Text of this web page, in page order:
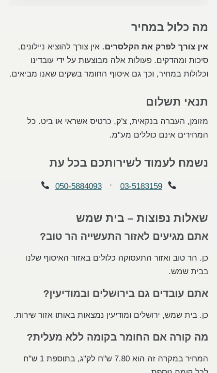
מה כלול במחיר
אין צורך לפרק את הקלסרים. אין צורך להוציא ניילונים,
סיכות ומהדקים. פעולות אלה מבוצעות על ידי עובדינו
וכלולות במחיר, וכך גם איסוף החומר בשקים שאנו מביאים.
תנאי תשלום
מזומן, העברה בנקאית, צ'ק, כרטיס אשראי או ביט. כל
המחירים אינם כוללים מע"מ.
נשמח לעמוד לשירותכם בכל עת
03-5183159
·
050-5884093
שאלות נפוצות – בית שמש
אתם מגיעים לאזור התעשייה הר טוב?
כן. הר טוב ואזור התעסוקה כלולים באזור האיסוף שלנו
בבית שמש.
אתם עובדים גם בירושלים ובמודיעין?
כן. בית שמש, ירושלים ומודיעין נמצאות באותו אזור שירות.
מה קורה אם החומר בקומה ללא מעלית?
המחיר במקרה זה הוא 7.80 ש"ח לק"ג, בתוספת 1 ש"ח